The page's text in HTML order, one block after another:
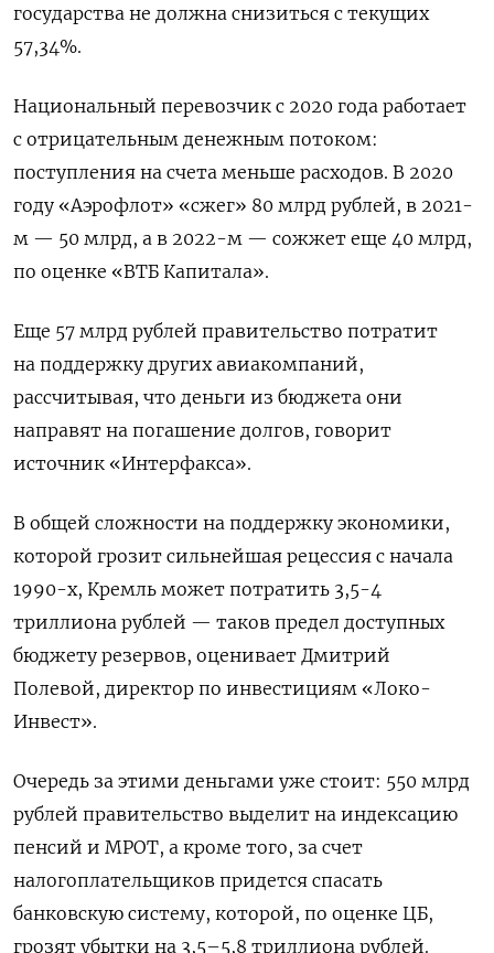
государства не должна снизиться с текущих
57,34%.
Национальный перевозчик с 2020 года работает
с отрицательным денежным потоком:
поступления на счета меньше расходов. В 2020
году «Аэрофлот» «сжег» 80 млрд рублей, в 2021-
м — 50 млрд, а в 2022-м — сожжет еще 40 млрд,
по оценке «ВТБ Капитала».
Еще 57 млрд рублей правительство потратит
на поддержку других авиакомпаний,
рассчитывая, что деньги из бюджета они
направят на погашение долгов, говорит
источник «Интерфакса».
В общей сложности на поддержку экономики,
которой грозит сильнейшая рецессия с начала
1990-х, Кремль может потратить 3,5-4
триллиона рублей — таков предел доступных
бюджету резервов, оценивает Дмитрий
Полевой, директор по инвестициям «Локо-
Инвест».
Очередь за этими деньгами уже стоит: 550 млрд
рублей правительство выделит на индексацию
пенсий и МРОТ, а кроме того, за счет
налогоплательщиков придется спасать
банковскую систему, которой, по оценке ЦБ,
грозят убытки на 3,5–5,8 триллиона рублей.